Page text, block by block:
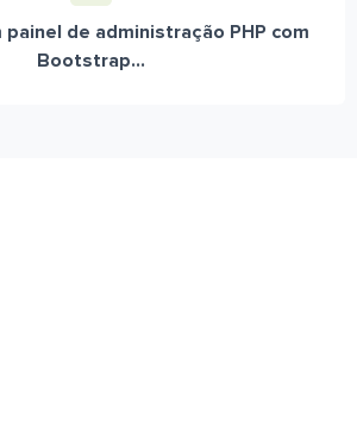
painel de administração PHP com
Bootstrap...